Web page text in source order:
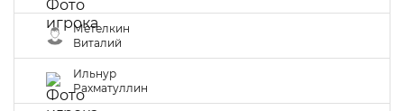
Метелкин
Виталий
Ильнур
Рахматуллин